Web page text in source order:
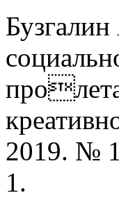
2019. №
1.